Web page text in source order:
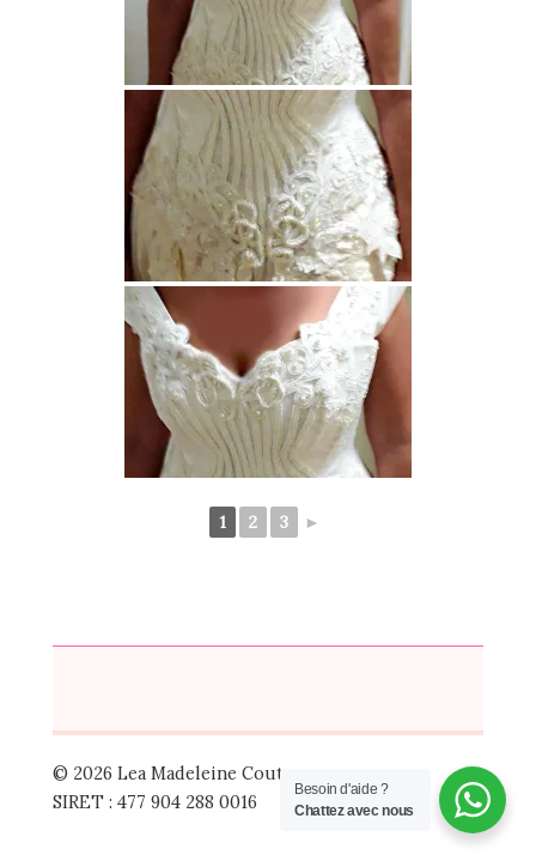
1 2 3 ►
© 2026 Lea Madeleine Couture
SIRET : 477 904 288 0016
Besoin d'aide ?
Chattez avec nous